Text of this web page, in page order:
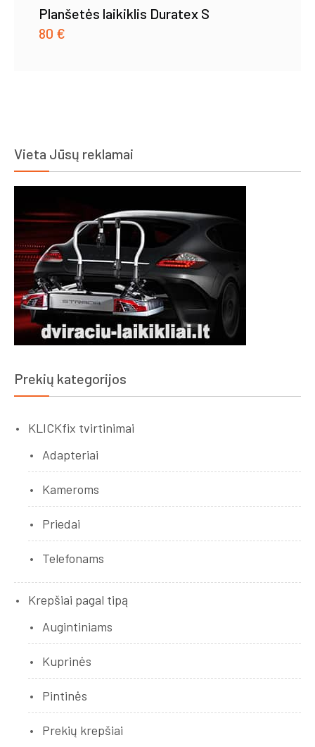
Planšetės laikiklis Duratex S
80 €
Vieta Jūsų reklamai
Prekių kategorijos
KLICKfix tvirtinimai
Adapteriai
Kameroms
Priedai
Telefonams
Krepšiai pagal tipą
Augintiniams
Kuprinės
Pintinės
Prekių krepšiai